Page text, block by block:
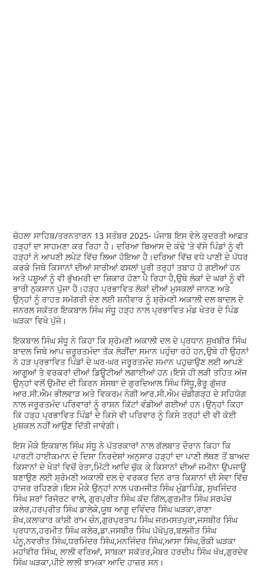
ਚੋਹਲਾ ਸਾਹਿਬ/ਤਰਨਤਾਰਨ 13 ਸਤੰਬਰ 2025- ਪੰਜਾਬ ਇਸ ਵੇਲੇ ਕੁਦਰਤੀ ਆਫ਼ਤ
ਹੜ੍ਹਾਂ ਦਾ ਸਾਹਮਣਾ ਕਰ ਰਿਹਾ ਹੈ। ਦਰਿਆ ਬਿਆਸ ਦੇ ਕੰਢੇ 'ਤੇ ਵੱਸੇ ਪਿੰਡਾਂ ਨੂੰ ਵੀ
ਹੜ੍ਹਾਂ ਨੇ ਆਪਣੀ ਲਪੇਟ ਵਿੱਚ ਲਿਆ ਹੋਇਆ ਹੈ।ਦਰਿਆ ਵਿੱਚ ਵਧੇ ਪਾਣੀ ਦੇ ਪੱਧਰ
ਕਰਕੇ ਜਿਥੇ ਕਿਸਾਨਾਂ ਦੀਆਂ ਸਾਰੀਆਂ ਫਸਲਾਂ ਪੂਰੀ ਤਰ੍ਹਾਂ ਤਬਾਹ ਹੋ ਗਈਆਂ ਹਨ
ਅਤੇ ਪਸ਼ੂਆਂ ਨੂੰ ਵੀ ਭੁੱਖਮਰੀ ਦਾ ਸ਼ਿਕਾਰ ਹੋਣਾ ਪੈ ਰਿਹਾ ਹੈ,ਉਥੇ ਲੋਕਾਂ ਦੇ ਘਰਾਂ ਨੂੰ ਵੀ
ਭਾਰੀ ਨੁਕਸਾਨ ਪੁੱਜਾ ਹੈ।ਹੜ੍ਹ ਪ੍ਰਭਾਵਿਤ ਲੋਕਾਂ ਦੀਆਂ ਮੁਸਕਲਾਂ ਜਾਨਣ ਅਤੇ
ਉਨ੍ਹਾਂ ਨੂੰ ਰਾਹਤ ਸਮੱਗਰੀ ਦੇਣ ਲਈ ਸ਼ਨੀਵਾਰ ਨੂੰ ਸ਼੍ਰੋਮਣੀ ਅਕਾਲੀ ਦਲ ਬਾਦਲ ਦੇ
ਜਨਰਲ ਸਕੱਤਰ ਇਕਬਾਲ ਸਿੰਘ ਸੰਧੂ ਹੜ੍ਹ ਨਾਲ ਪ੍ਰਭਾਵਿਤ ਮੰਡ ਖੇਤਰ ਦੇ ਪਿੰਡ
ਘੜਕਾ ਵਿਖੇ ਪੁੱਜੇ।
ਇਕਬਾਲ ਸਿੰਘ ਸੰਧੂ ਨੇ ਕਿਹਾ ਕਿ ਸ਼੍ਰੋਮਣੀ ਅਕਾਲੀ ਦਲ ਦੇ ਪ੍ਰਧਾਨ ਸੁਖਬੀਰ ਸਿੰਘ
ਬਾਦਲ ਜਿਥੇ ਆਪ ਜ਼ਰੂਰਤਮੰਦਾ ਤੱਕ ਲੋੜੀਂਦਾ ਸਮਾਨ ਪਹੁੰਚਾ ਰਹੇ ਹਨ,ਉਥੇ ਹੀ ਉਹਨਾਂ
ਨੇ ਹੜ ਪ੍ਰਭਾਵਿਤ ਪਿੰਡਾਂ ਦੇ ਘਰ-ਘਰ ਜਰੂਰਤਮੰਦ ਸਮਾਨ ਪਹੁਚਾਉਣ ਲਈ ਆਪਣੇ
ਆਗੂਆਂ ਤੇ ਵਰਕਰਾਂ ਦੀਆਂ ਡਿਊਟੀਆਂ ਲਗਾਈਆਂ ਹਨ।ਇਸੇ ਹੀ ਲੜੀ ਤਹਿਤ ਅੱਜ
ਉਨ੍ਹਾਂ ਵਲੋਂ ਉਮੀਦ ਦੀ ਕਿਰਨ ਸੰਸਥਾ ਦੇ ਗੁਰਦਿਆਲ ਸਿੰਘ ਸਿੱਧੂ,ਭੈਰੂ ਗੁੱਜਰ
ਆਰ.ਸੀ.ਐਮ ਭੀਲਵਾੜ ਅਤੇ ਵਿਕਰਮ ਨੇਗੀ ਆਰ.ਸੀ.ਐਮ ਚੰਡੀਗੜ੍ਹ ਦੇ ਸਹਿਯੋਗ
ਨਾਲ ਜਰੂਰਤਮੰਦ ਪਰਿਵਾਰਾਂ ਨੂੰ ਰਾਸ਼ਨ ਕਿੱਟਾਂ ਵੰਡੀਆਂ ਗਈਆਂ ਹਨ।ਉਨ੍ਹਾਂ ਕਿਹਾ
ਕਿ ਹੜ੍ਹ ਪ੍ਰਭਾਵਿਤ ਪਿੰਡਾਂ ਦੇ ਕਿਸੇ ਵੀ ਪਰਿਵਾਰ ਨੂੰ ਕਿਸੇ ਤਰ੍ਹਾਂ ਦੀ ਵੀ ਕੋਈ
ਮੁਸ਼ਕਲ ਨਹੀਂ ਆਉਣ ਦਿੱਤੀ ਜਾਵੇਗੀ।
ਇਸ ਮੌਕੇ ਇਕਬਾਲ ਸਿੰਘ ਸੰਧੂ ਨੇ ਪੱਤਰਕਾਰਾਂ ਨਾਲ ਗੱਲਬਾਤ ਦੌਰਾਨ ਕਿਹਾ ਕਿ
ਪਾਰਟੀ ਹਾਈਕਮਾਨ ਦੇ ਦਿਸਾ ਨਿਰਦੇਸ਼ਾਂ ਅਨੁਸਾਰ ਹੜ੍ਹਾਂ ਦਾ ਪਾਣੀ ਲੱਥਣ ਤੋਂ ਬਾਅਦ
ਕਿਸਾਨਾਂ ਦੇ ਖੇਤਾਂ ਵਿਚੋਂ ਰੇਤਾ,ਮਿੱਟੀ ਆਦਿ ਚੁੱਕ ਕੇ ਕਿਸਾਨਾਂ ਦੀਆਂ ਜਮੀਨਾ ਉਪਜਾਊ
ਬਣਾਉਣ ਲਈ ਸ਼੍ਰੋਮਣੀ ਅਕਾਲੀ ਦਲ ਦੇ ਵਰਕਰ ਦਿਨ ਰਾਤ ਕਿਸ਼ਾਨਾਂ ਦੀ ਸੇਵਾ ਵਿੱਚ
ਹਾਜਰ ਰਹਿਣਗੇ।ਇਸ ਮੌਕੇ ਉਨ੍ਹਾਂ ਨਾਲ ਪਰਮਜੀਤ ਸਿੰਘ ਮੁੰਡਾਪਿੰਡ, ਸੁਖਜਿੰਦਰ
ਸਿੰਘ ਸਰਾਂ ਰਿਜੋਰਟ ਵਾਲੇ, ਗੁਰਪ੍ਰੀਤ ਸਿੰਘ ਕੱਦ ਗਿੱਲ,ਗੁਰਮੀਤ ਸਿੰਘ ਸਰਪੰਚ
ਕਲੇਰ,ਹਰਪ੍ਰੀਤ ਸਿੰਘ ਡਾਲੇਕੇ,ਯੂਥ ਆਗੂ ਦਵਿੰਦਰ ਸਿੰਘ ਘੜਕਾ,ਰਾਣਾ
ਸ਼ੇਖ,ਕਲਾਕਾਰ ਕਾਂਸ਼ੀ ਰਾਮ ਚੰਨ,ਗੁਰਪ੍ਰਤਾਪ ਸਿੰਘ ਜਰਮਸਤਪੁਰਾ,ਜਸਬੀਰ ਸਿੰਘ
ਪ੍ਰਧਾਨ,ਹਰਮੀਤ ਸਿੰਘ ਕਲੇਰ,ਡਾ.ਜਸਬੀਰ ਸਿੰਘ ਪੱਖੋਪੁਰ,ਬਲਜੀਤ ਸਿੰਘ
ਪੰਨੂ,ਨਵਰੀਤ ਸਿੰਘ,ਧਰਮਿੰਦਰ ਸਿੰਘ,ਮਨਜਿੰਦਰ ਸਿੰਘ,ਆਸਾ ਸਿੰਘ,ਰੌਕੀ ਘੜਕਾ
ਮਹਾਂਵੀਰ ਸਿੰਘ, ਲਾਲੀ ਵਰਿਆਂ, ਸਾਬਕਾ ਸਕੱਤਰ,ਮੈਬਰ ਹਰਦੀਪ ਸਿੰਘ ਖੱਖ,ਗੁਰਦੇਵ
ਸਿੰਘ ਘੜਕਾ,ਪੀਏ ਲਾਲੀ ਝਾਮਕਾ ਆਦਿ ਹਾਜ਼ਰ ਸਨ।